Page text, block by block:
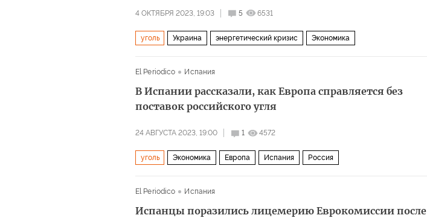
4 ОКТЯБРЯ 2023, 19:03 5 6531
уголь Украина энергетический кризис Экономика
El Periodico Испания
В Испании рассказали, как Европа справляется без
поставок российского угля
24 АВГУСТА 2023, 19:00 1 4572
уголь Экономика Европа Испания Россия
El Periodico Испания
Испанцы поразились лицемерию Еврокомиссии после